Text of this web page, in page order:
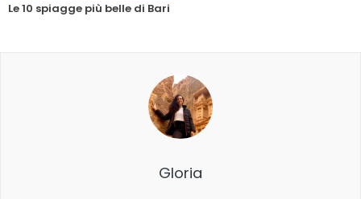
Le 10 spiagge più belle di Bari
Gloria